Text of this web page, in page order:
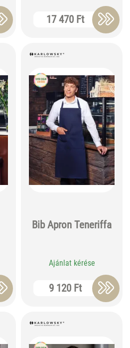
17 470 Ft
Bib Apron Teneriffa
Ajánlat kérése
9 120 Ft